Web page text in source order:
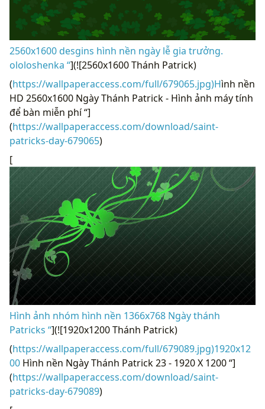
2560x1600 desgins hình nền ngày lễ gia trưởng.
ololoshenka “](![2560x1600 Thánh Patrick)
(https://wallpaperaccess.com/full/679065.jpg)Hình nền
HD 2560x1600 Ngày Thánh Patrick - Hình ảnh máy tính
để bàn miễn phí “]
(https://wallpaperaccess.com/download/saint-
patricks-day-679065)
[
Hình ảnh nhóm hình nền 1366x768 Ngày thánh
Patricks “](![1920x1200 Thánh Patrick)
(https://wallpaperaccess.com/full/679089.jpg)1920x12
00 Hình nền Ngày Thánh Patrick 23 - 1920 X 1200 “]
(https://wallpaperaccess.com/download/saint-
patricks-day-679089)